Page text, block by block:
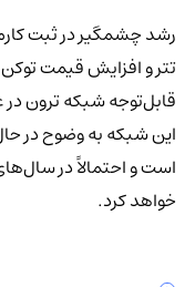
رشد چشمگیر در ثبت
قابل‌توجه شبکه ترون
این شبکه به وضوح در
است و احتمالاً در
خواهد کرد.